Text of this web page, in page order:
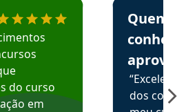
do curso
em
Quem
aprova
dos